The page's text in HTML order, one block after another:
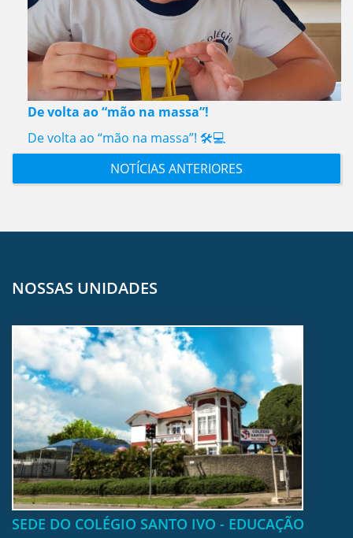
De volta ao “mão na massa”!
De volta ao “mão na massa”! 🛠️💻
NOTÍCIAS ANTERIORES
NOSSAS UNIDADES
SEDE DO COLÉGIO SANTO IVO - EDUCAÇÃO